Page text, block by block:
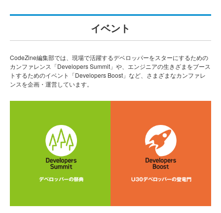
イベント
CodeZine編集部では、現場で活躍するデベロッパーをスターにするための
カンファレンス「Developers Summit」や、エンジニアの生きざまをブース
トするためのイベント「Developers Boost」など、さまざまなカンファレ
ンスを企画・運営しています。